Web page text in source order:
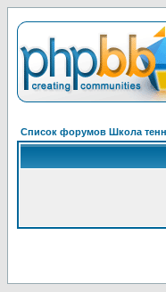
Список форумов Школа